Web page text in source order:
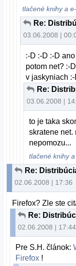
tlačené knihy a
Re:
03.06.2008 |
:-D :-D :-D
potom net? :-
v jaskyniach :-
Re:
03.06.2008 |
to je taka
skratene net.
nepomozu...
tlačené knihy
Re:
02.06.2008 | 17:36
Firefox? Zle ste
Re:
02.06.2008 | 17:44
Pre S.H. článok:
Firefox !